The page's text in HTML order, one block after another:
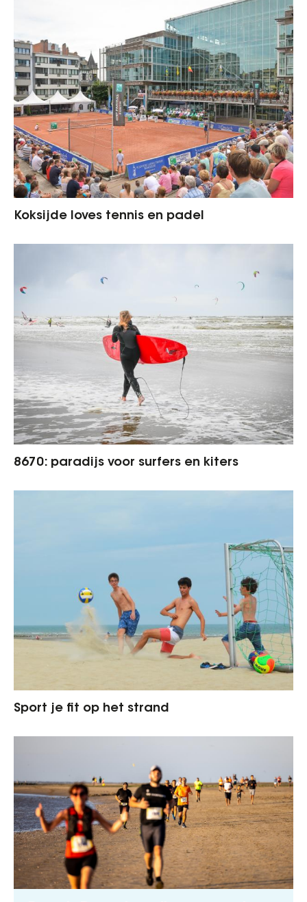
Koksijde loves tennis en padel
8670: paradijs voor surfers en kiters
Sport je fit op het strand